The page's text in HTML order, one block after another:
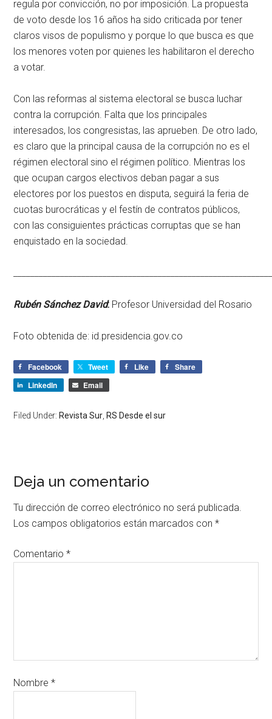
regula por convicción, no por imposición. La propuesta
de voto desde los 16 años ha sido criticada por tener
claros visos de populismo y porque lo que busca es que
los menores voten por quienes les habilitaron el derecho
a votar.
Con las reformas al sistema electoral se busca luchar
contra la corrupción. Falta que los principales
interesados, los congresistas, las aprueben. De otro lado,
es claro que la principal causa de la corrupción no es el
régimen electoral sino el régimen político. Mientras los
que ocupan cargos electivos deban pagar a sus
electores por los puestos en disputa, seguirá la feria de
cuotas burocráticas y el festín de contratos públicos,
con las consiguientes prácticas corruptas que se han
enquistado en la sociedad.
Rubén Sánchez David: Profesor Universidad del Rosario
Foto obtenida de: id.presidencia.gov.co
Facebook Tweet Like
Share
LinkedIn
Email
Filed Under: Revista Sur RS Desde el sur
Deja un comentario
Tu dirección de correo electrónico no será publicada.
Los campos obligatorios están marcados con*
Comentario*
Nombre*